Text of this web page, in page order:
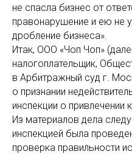
не спасла бизнес от
правонарушение и ею не
дробление бизнеса».
Итак, ООО «Чоп Чоп»
налогоплательщик,
в Арбитражный суд г.
о признании
инспекции о привлечении
Из материалов дела
инспекцией была
проверка правильности